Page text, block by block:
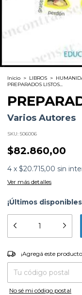
Inicio > LIBROS >
PREPARADOS LISTOS...
Varios Autores
SKU: 506006
$82.860,00
4 x $20.715,00 sin
Ver más detalles
¡Últimos
¡Agregá este
¡Agregá este
No sé mi código postal
Subtítulo:
16 actitudes
Idioma:Español
ISBN:9788496478435
Páginas:237
Dimensiones:
Fecha Publicación:01/